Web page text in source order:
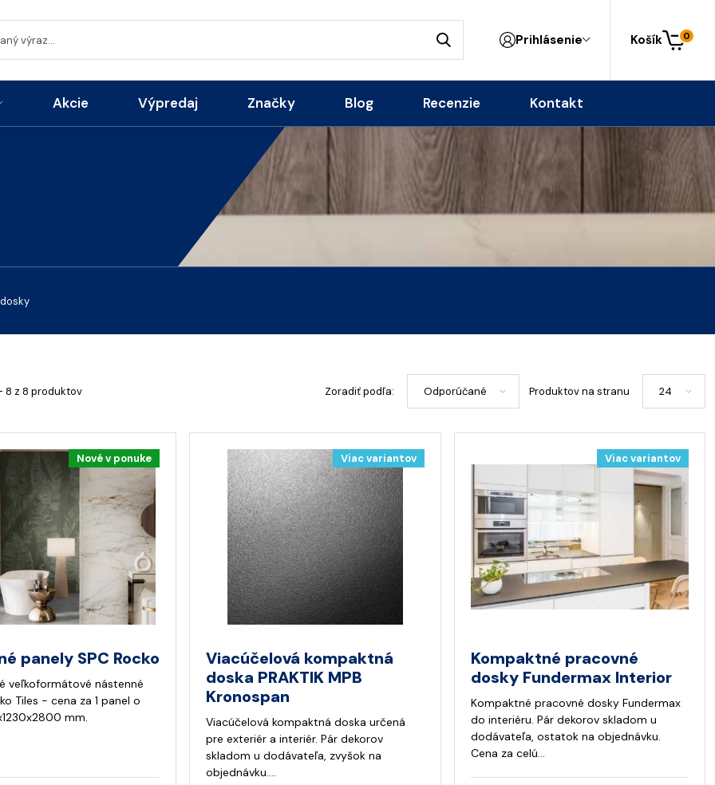
Prihlásenie Košík 0
Akcie Výpredaj Značky Blog Recenzie Kontakt
8 z 8 produktov Zoradiť podľa: Produktov na stranu
Nové v ponuke
panely SPC Rocko
veľkoformátové nástenné
Tiles - cena za 1 panel o
mm.
Viac variantov
Viacúčelová kompaktná
doska PRAKTIK MPB
Kronospan
Viacúčelová kompaktná doska určená
pre exteriér a interiér. Pár dekorov
skladom u dodávateľa, zvyšok na
objednávku.…
Viac variantov
Kompaktné pracovné
dosky Fundermax Interior
Kompaktné pracovné dosky Fundermax
do interiéru. Pár dekorov skladom u
dodávateľa, ostatok na objednávku.
Cena za celú…